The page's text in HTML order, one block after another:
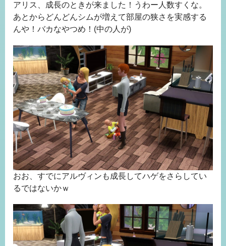
アリス、成長のときが来ました！うわー人数すくな。
あとからどんどんシムが増えて部屋の狭さを実感する
んや！バカなやつめ！(中の人が)
おお、すでにアルヴィンも成長してハゲをさらしてい
るではないかｗ